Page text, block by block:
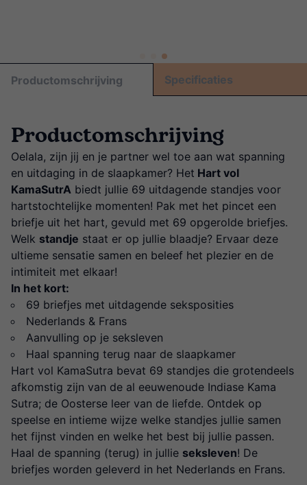
Productomschrijving Specificaties
Productomschrijving
Oelala, zijn jij en je partner wel toe aan wat spanning
en uitdaging in de slaapkamer? Het Hart vol
KamaSutrA biedt jullie 69 uitdagende standjes voor
hartstochtelijke momenten! Pak met het pincet een
briefje uit het hart, gevuld met 69 opgerolde briefjes.
Welk standje staat er op jullie blaadje? Ervaar deze
ultieme sensatie samen en beleef het plezier en de
intimiteit met elkaar!
In het kort:
69 briefjes met uitdagende seksposities
Nederlands & Frans
Aanvulling op je seksleven
Haal spanning terug naar de slaapkamer
Hart vol KamaSutra bevat 69 standjes die grotendeels
afkomstig zijn van de al eeuwenoude Indiase Kama
Sutra; de Oosterse leer van de liefde. Ontdek op
speelse en intieme wijze welke standjes jullie samen
het fijnst vinden en welke het best bij jullie passen.
Haal de spanning (terug) in jullie seksleven! De
briefjes worden geleverd in het Nederlands en Frans.